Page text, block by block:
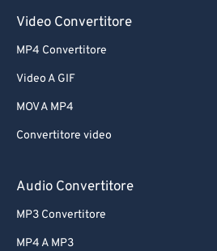
Video Convertitore
MP4 Convertitore
Video A GIF
MOV A MP4
Convertitore video
Audio Convertitore
MP3 Convertitore
MP4 A MP3